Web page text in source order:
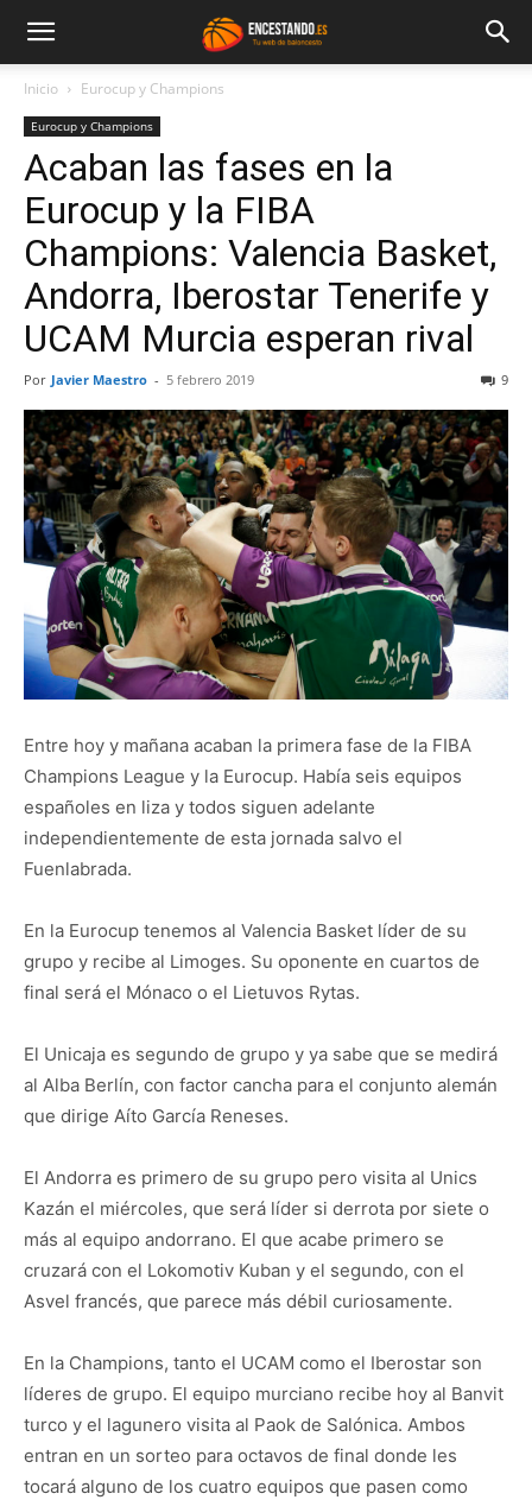
Inicio Eurocup y Champions
Eurocup y Champions
Acaban las fases en la
Eurocup y la FIBA
Champions: Valencia Basket,
Andorra, Iberostar Tenerife y
UCAM Murcia esperan rival
Por Javier Maestro - 5 febrero 2019 9
Entre hoy y mañana acaban la primera fase de la FIBA
Champions League y la Eurocup. Había seis equipos
españoles en liza y todos siguen adelante
independientemente de esta jornada salvo el
Fuenlabrada.
En la Eurocup tenemos al Valencia Basket líder de su
grupo y recibe al Limoges. Su oponente en cuartos de
final será el Mónaco o el Lietuvos Rytas.
El Unicaja es segundo de grupo y ya sabe que se medirá
al Alba Berlín, con factor cancha para el conjunto alemán
que dirige Aíto García Reneses.
El Andorra es primero de su grupo pero visita al Unics
Kazán el miércoles, que será líder si derrota por siete o
más al equipo andorrano. El que acabe primero se
cruzará con el Lokomotiv Kuban y el segundo, con el
Asvel francés, que parece más débil curiosamente.
En la Champions, tanto el UCAM como el Iberostar son
líderes de grupo. El equipo murciano recibe hoy al Banvit
turco y el lagunero visita al Paok de Salónica. Ambos
entran en un sorteo para octavos de final donde les
tocará alguno de los cuatro equipos que pasen como